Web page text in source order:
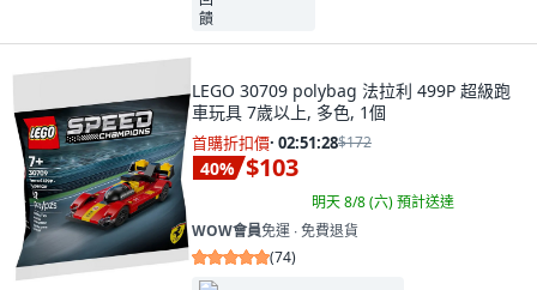
LEGO 30709 polybag 法拉利 499P 超級跑
車玩具 7歲以上, 多色, 1個
首購折扣價· 02:51:27$172
40% $103
明天 8/8 (六)預計送達
WOW會員免運 ∙ 免費退貨
(74)